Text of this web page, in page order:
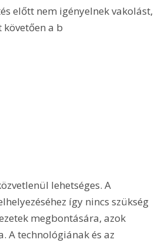
előtt nem igényelnek vakolást,
követően a b
lehetséges. A
így nincs szükség
megbontására, azok
A technológiának és az